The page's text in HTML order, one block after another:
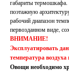
габариты
поэтажную
рабочий диапазон
первозданном виде,
ВНИМАНИЕ!
Эксплуатировать
температура
Овощи необходимо